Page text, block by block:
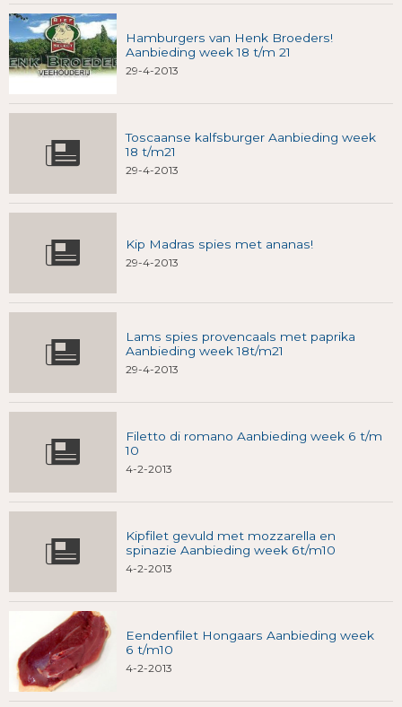
Hamburgers van Henk Broeders!
Aanbieding week 18 t/m 21
29-4-2013
Toscaanse kalfsburger Aanbieding week
18 t/m21
29-4-2013
Kip Madras spies met ananas!
29-4-2013
Lams spies provencaals met paprika
Aanbieding week 18t/m21
29-4-2013
Filetto di romano Aanbieding week 6 t/m
10
4-2-2013
Kipfilet gevuld met mozzarella en
spinazie Aanbieding week 6t/m10
4-2-2013
Eendenfilet Hongaars Aanbieding week
6 t/m10
4-2-2013